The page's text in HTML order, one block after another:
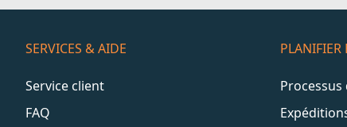
SERVICES & AIDE
Service client
FAQ